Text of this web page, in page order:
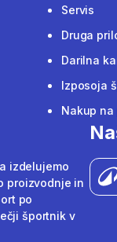
Servis
Druga
Darilna
Izposoja
Nakup na
izdelujemo
proizvodnje in
po
športnik v